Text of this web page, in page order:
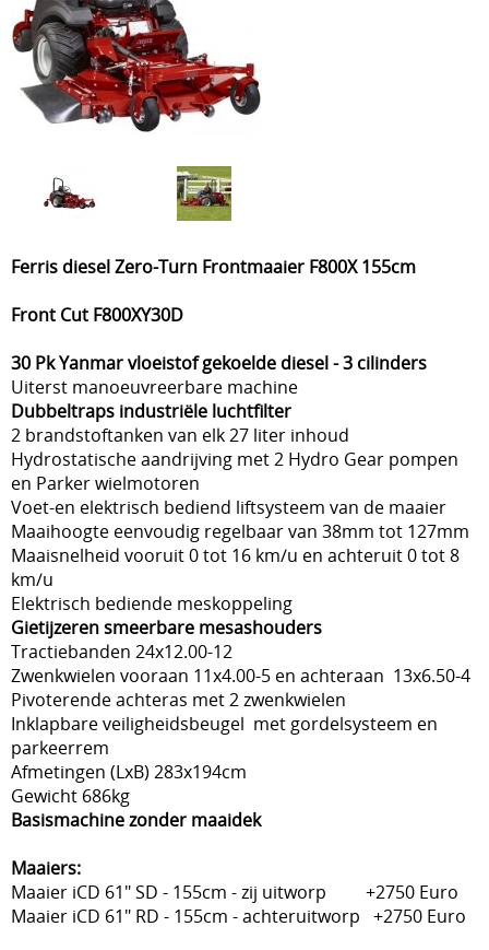
Ferris diesel Zero-Turn Frontmaaier F800X 155cm
Front Cut F800XY30D
30 Pk Yanmar vloeistof gekoelde diesel - 3 cilinders
Uiterst manoeuvreerbare machine
Dubbeltraps industriële luchtfilter
2 brandstoftanken van elk 27 liter inhoud
Hydrostatische aandrijving met 2 Hydro Gear pompen
en Parker wielmotoren
Voet-en elektrisch bediend liftsysteem van de maaier
Maaihoogte eenvoudig regelbaar van 38mm tot 127mm
Maaisnelheid vooruit 0 tot 16 km/u en achteruit 0 tot 8
km/u
Elektrisch bediende meskoppeling
Gietijzeren smeerbare mesashouders
Tractiebanden 24x12.00-12
Zwenkwielen vooraan 11x4.00-5 en achteraan 13x6.50-4
Pivoterende achteras met 2 zwenkwielen
Inklapbare veiligheidsbeugel met gordelsysteem en
parkeerrem
Afmetingen (LxB) 283x194cm
Gewicht 686kg
Basismachine zonder maaidek
Maaiers:
Maaier iCD 61" SD - 155cm - zij uitworp +2750 Euro
Maaier iCD 61" RD - 155cm - achteruitworp +2750 Euro